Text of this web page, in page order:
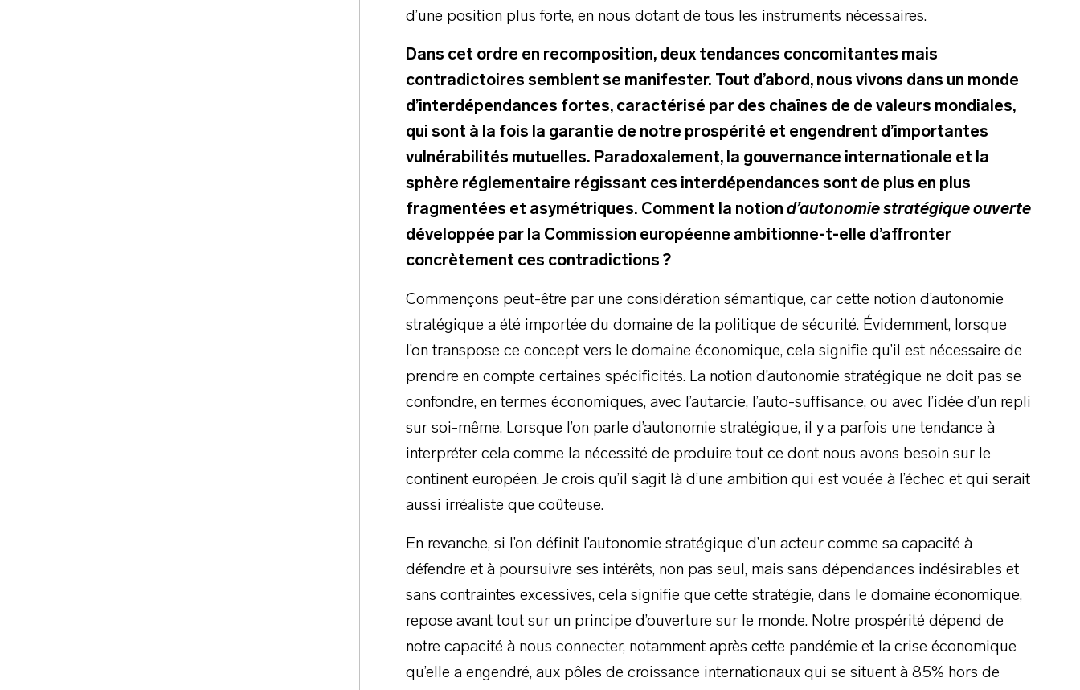
d’une position plus forte, en nous dotant de tous les instruments nécessaires.
Dans cet ordre en recomposition, deux tendances concomitantes mais
contradictoires semblent se manifester. Tout d’abord, nous vivons dans un monde
d’interdépendances fortes, caractérisé par des chaînes de de valeurs mondiales,
qui sont à la fois la garantie de notre prospérité et engendrent d’importantes
vulnérabilités mutuelles. Paradoxalement, la gouvernance internationale et la
sphère réglementaire régissant ces interdépendances sont de plus en plus
fragmentées et asymétriques. Comment la notion d’autonomie stratégique ouverte
développée par la Commission européenne ambitionne-t-elle d’affronter
concrètement ces contradictions ?
Commençons peut-être par une considération sémantique, car cette notion d’autonomie
stratégique a été importée du domaine de la politique de sécurité. Évidemment, lorsque
l’on transpose ce concept vers le domaine économique, cela signifie qu’il est nécessaire de
prendre en compte certaines spécificités. La notion d’autonomie stratégique ne doit pas se
confondre, en termes économiques, avec l’autarcie, l’auto-suffisance, ou avec l’idée d’un repli
sur soi-même. Lorsque l’on parle d’autonomie stratégique, il y a parfois une tendance à
interpréter cela comme la nécessité de produire tout ce dont nous avons besoin sur le
continent européen. Je crois qu’il s’agit là d’une ambition qui est vouée à l’échec et qui serait
aussi irréaliste que coûteuse.
En revanche, si l’on définit l’autonomie stratégique d’un acteur comme sa capacité à
défendre et à poursuivre ses intérêts, non pas seul, mais sans dépendances indésirables et
sans contraintes excessives, cela signifie que cette stratégie, dans le domaine économique,
repose avant tout sur un principe d’ouverture sur le monde. Notre prospérité dépend de
notre capacité à nous connecter, notamment après cette pandémie et la crise économique
qu’elle a engendré, aux pôles de croissance internationaux qui se situent à 85% hors de